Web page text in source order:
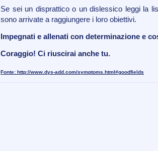
Se sei un disprattico o un dislessico leggi la
sono arrivate a raggiungere i loro obiettivi.
Impegnati e allenati con determinazione e
Coraggio! Ci riuscirai anche tu.
Fonte: http://www.dys-add.com/symptoms.html#goodfields